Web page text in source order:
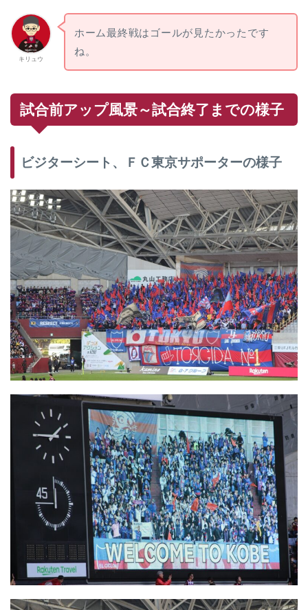
キリュウ
ホーム最終戦はゴールが見たかったです
ね。
試合前アップ風景～試合終了までの様子
ビジターシート、ＦＣ東京サポーターの様子